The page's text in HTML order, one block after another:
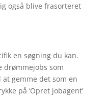
også blive frasorteret
en søgning du kan.
drømmejobs som
gemme det som en
på ‘Opret jobagent’